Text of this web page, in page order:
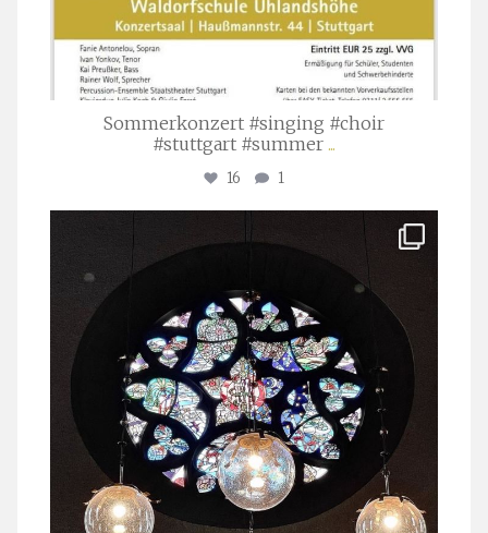
Sommerkonzert #singing #choir
#stuttgart #summer ...
16 1
Apr. 1